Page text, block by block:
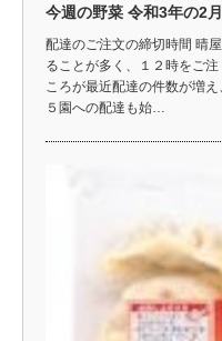
今週の野菜 令和3年の2
配達のご注文の締切時間 晴
ることが多く、１２時をご
ころが最近配達の件数が増
５園への配達も始…